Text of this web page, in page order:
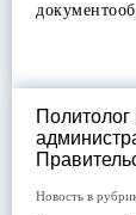
Новость в